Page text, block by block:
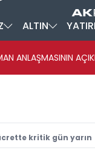
ALTIN
ANLAŞMASININ
kritik gün yarın